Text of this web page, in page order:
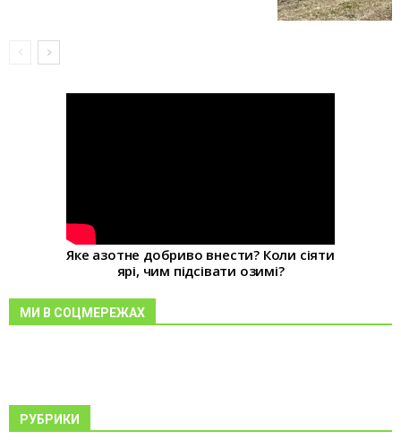
Яке азотне добриво внести? Коли сіяти
ярі, чим підсівати озимі?
МИ В СОЦМЕРЕЖАХ
РУБРИКИ